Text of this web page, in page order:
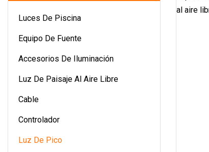
Luces De Piscina
Equipo De Fuente
Accesorios De Iluminación
Luz De Paisaje Al Aire Libre
Cable
Controlador
Luz De Pico